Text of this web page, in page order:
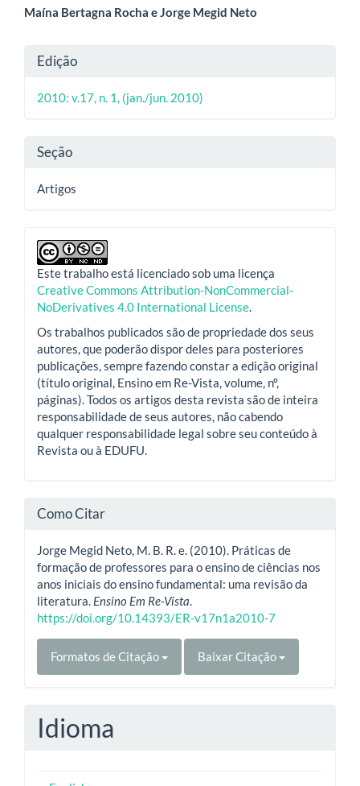
Conteúdo
artigo
principal
Maína Bertagna Rocha e Jorge Megid Neto
Detalhes
do
Edição
2010: v.17, n. 1, (jan./jun. 2010)
Seção
Artigos
Este trabalho está licenciado sob uma licença
Creative Commons Attribution-NonCommercial-
NoDerivatives 4.0 International License
Os trabalhos publicados são de propriedade dos seus
autores, que poderão dispor deles para posteriores
publicações, sempre fazendo constar a edição original
(título original, Ensino em Re-Vista, volume, nº,
páginas). Todos os artigos desta revista são de inteira
responsabilidade de seus autores, não cabendo
qualquer responsabilidade legal sobre seu conteúdo à
Revista ou à EDUFU.
Como Citar
Jorge Megid Neto, M. B. R. e. (2010). Práticas de
formação de professores para o ensino de ciências nos
anos iniciais do ensino fundamental: uma revisão da
literatura. Ensino Em Re-Vista
https://doi.org/10.14393/ER-v17n1a2010-7
Formatos de Citação Baixar Citação
Idioma